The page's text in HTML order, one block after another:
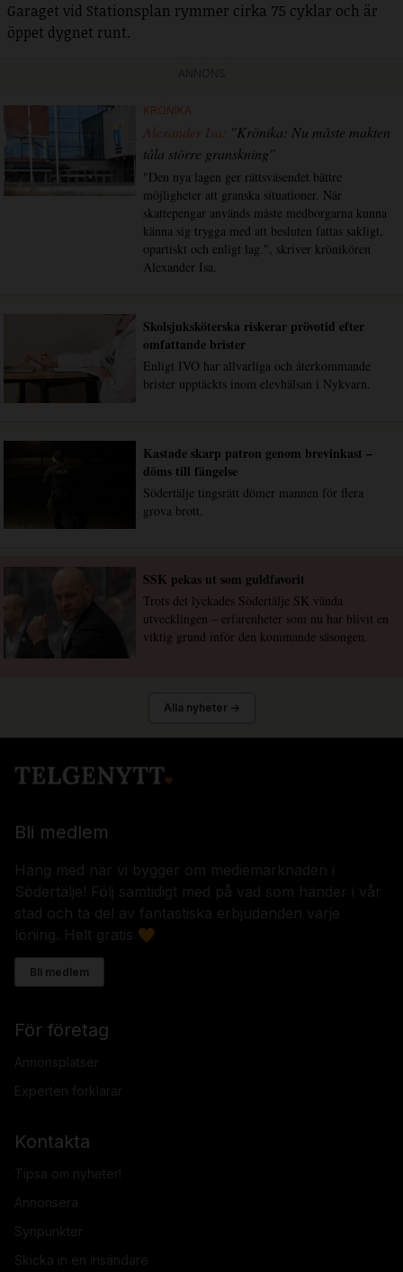
Garaget vid Stationsplan rymmer cirka 75 cyklar och är
öppet dygnet runt.
KRÖNIKA
Alexander Isa: "Krönika: Nu måste makten
tåla större granskning"
"Den nya lagen ger rättsväsendet bättre
möjligheter att granska situationer. När
skattepengar används måste medborgarna kunna
känna sig trygga med att besluten fattas sakligt,
opartiskt och enligt lag.", skriver krönikören
Alexander Isa.
Skolsjuksköterska riskerar prövotid efter
omfattande brister
Enligt IVO har allvarliga och återkommande
brister upptäckts inom elevhälsan i Nykvarn.
Kastade skarp patron genom brevinkast –
döms till fängelse
Södertälje tingsrätt dömer mannen för flera
grova brott.
SSK pekas ut som guldfavorit
Trots det lyckades Södertälje SK vända
utvecklingen – erfarenheter som nu har blivit en
viktig grund inför den kommande säsongen.
Alla nyheter →
Bli medlem
Häng med när vi bygger om mediemarknaden i
Södertälje! Följ samtidigt med på vad som händer i vår
stad och ta del av fantastiska erbjudanden varje
löning. Helt gratis 🧡
Bli medlem
För företag
Annonsplatser
Experten förklarar
Kontakta
Tipsa om nyheter!
Annonsera
Synpunkter
Skicka in en insändare